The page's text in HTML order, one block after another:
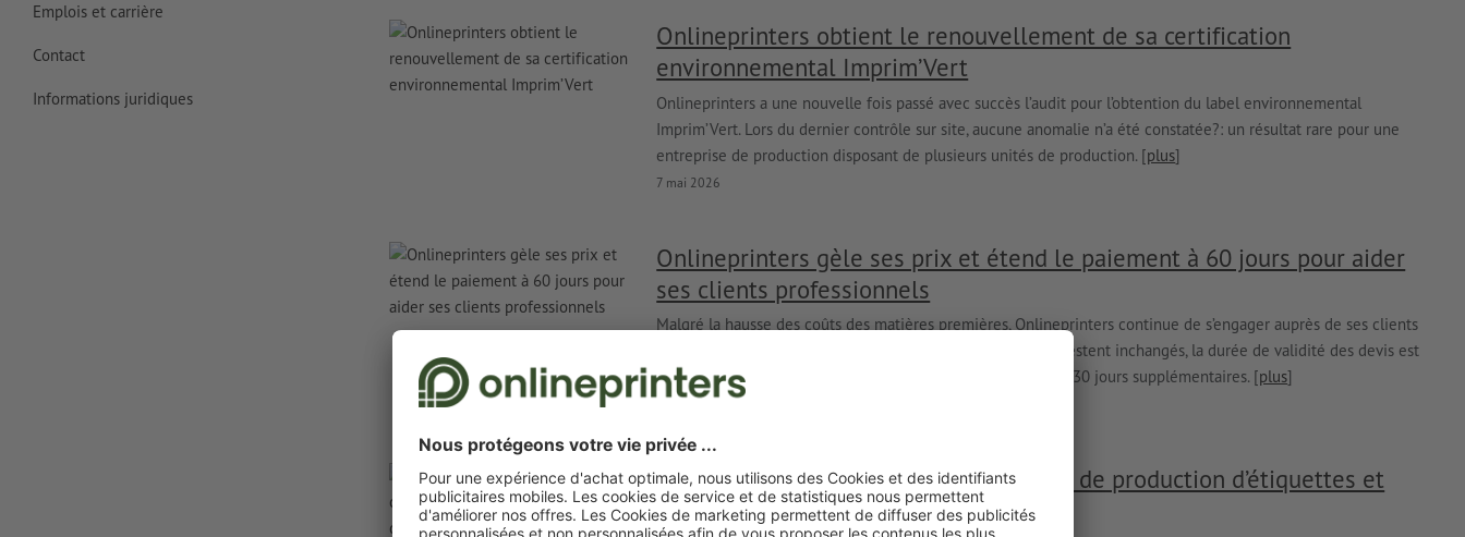
Emplois et carrière
Contact
Informations juridiques
Onlineprinters obtient le renouvellement de sa certification
environnemental Imprim’Vert
Onlineprinters a une nouvelle fois passé avec succès l’audit pour l’obtention du label environnemental
Imprim’Vert. Lors du dernier contrôle sur site, aucune anomalie n’a été constatée?: un résultat rare pour une
entreprise de production disposant de plusieurs unités de production. [plus]
7 mai 2026
Onlineprinters gèle ses prix et étend le paiement à 60 jours pour aider
ses clients professionnels
Malgré la hausse des coûts des matières premières, Onlineprinters continue de s’engager auprès de ses clients
professionnels : jusqu’au 31 mai 2026, les prix du site web restent inchangés, la durée de validité des devis est
portée à 60 jours et les délais de paiement sont étendus de 30 jours supplémentaires. [plus]
23 avr. 2026
Onlineprinters développe ses capacités de production d’étiquettes et
d’autocollants